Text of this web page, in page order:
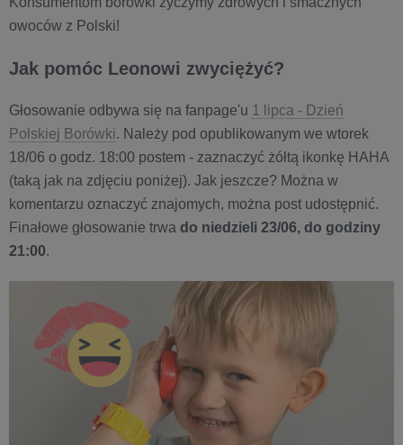
owoców z Polski!
Jak pomóc Leonowi zwyciężyć?
Głosowanie odbywa się na fanpage'u 1 lipca - Dzień
Polskiej Borówki. Należy pod opublikowanym we wtorek
18/06 o godz. 18:00 postem - zaznaczyć żółtą ikonkę HAHA
(taką jak na zdjęciu poniżej). Jak jeszcze? Można w
komentarzu oznaczyć znajomych, można post udostępnić.
Finałowe głosowanie trwa do niedzieli 23/06, do godziny
21:00.